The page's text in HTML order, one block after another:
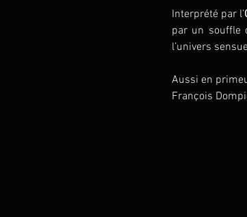
Interprété par l’
par un souffle
l’univers
Aussi en
François